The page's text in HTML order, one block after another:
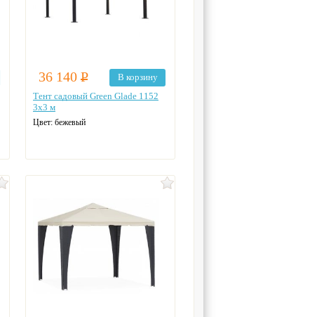
36 140 Р
В корзину
Тент садовый Green Glade 1152
3х3 м
Цвет: бежевый